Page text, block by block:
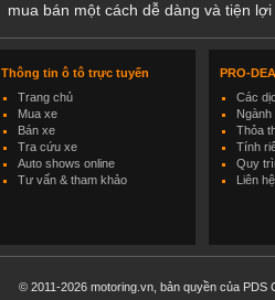
mua bán một cách dễ dàng và tiện lợi
Thông tin ô tô trực tuyến
Trang chủ
Mua xe
Bán xe
Tra cứu xe
Auto shows online
Tư vấn & tham khảo
PRO-
Các
Ngành
Thỏa
Tính
Quy
Liên
© 2011-2026 motoring.vn, bản quyền của